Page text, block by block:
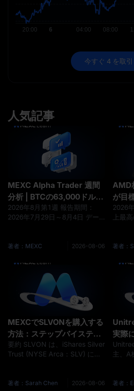
今すぐ 4 を取引
人気記事
MEXC Alpha Trader 週間
分析 | BTCの63,000ドルの
サポートが試される中、利
上げ懸念が台頭。雇用統計
か？
2026年8月第1週 報告期間：
2026年7月29日～8月4日 デー
場はFOMCの金融政策決定と地
一連のサイクルを経験しまし
た。FOMC決定前の下落圧力、
決定後の反発、地政学的懸念に
よる急落、そして週末の回復と
いう流れです。ビットコイン は
で繰り返し変動し、8月4日時
著者：MEXC 2026-08-06
AMD
が目
れで
2026
上最
事業
約9%
場の
そ、
な情
した
ーが
示し
著者：
MEXCでSLVONを購入する
方法：ステップバイステッ
プガイド
要約 SLVON は、iShares Silver
Trust (NYSE Arca：SLV) に連
た、Ondoのトークン化商品で
著者：Sarah Chen 2026-08-06
実際
いる
連情
主、A
ノロ